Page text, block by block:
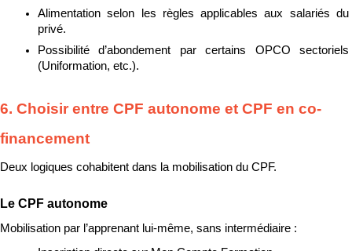
Alimentation selon les règles applicables aux salariés du
privé.
Possibilité d’abondement par certains OPCO sectoriels
(Uniformation, etc.).
6. Choisir entre CPF autonome et CPF en co-
financement
Deux logiques cohabitent dans la mobilisation du CPF.
Le CPF autonome
Mobilisation par l’apprenant lui-même, sans intermédiaire :